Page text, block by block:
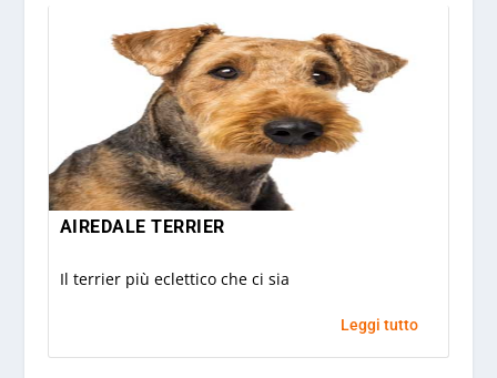
AIREDALE TERRIER
Il terrier più eclettico che ci sia
Leggi tutto